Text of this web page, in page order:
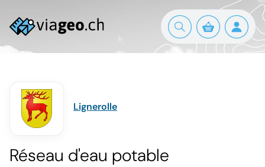
Lignerolle
Réseau d'eau potable